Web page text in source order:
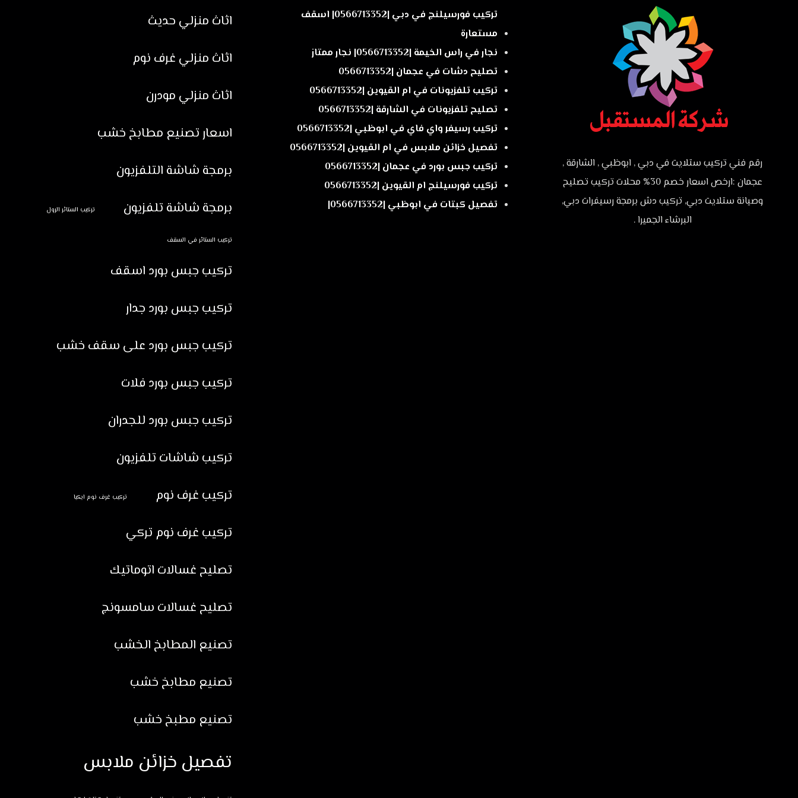
رقم فني تركيب ستلايت في دبي , ابوظبي , الشارقة ,
عجمان :ارخص اسعار خصم 30% محلات تركيب تصليح
وصيانة ستلايت دبي, تركيب دش برمجة رسيفرات دبي,
البرشاء الجميرا .
تركيب فورسيلنج في دبي |0566713352| اسقف
مستعارة
نجار في راس الخيمة |0566713352| نجار ممتاز
تصليح دشات في عجمان |0566713352
تركيب تلفزيونات في ام القيوين |0566713352
تصليح تلفزيونات في الشارقة |0566713352
تركيب رسيفر واي فاي في ابوظبي |0566713352
تفصيل خزائن ملابس في ام القيوين |0566713352
تركيب جبس بورد في عجمان |0566713352
تركيب فورسيلنج ام القيوين |0566713352
تفصيل كبتات في ابوظبي |0566713352|
اثاث منزلي حديث
اثاث منزلي غرف نوم
اثاث منزلي مودرن
اسعار تصنيع مطابخ خشب
برمجة شاشة التلفزيون
برمجة شاشة تلفزيون
تركيب الستائر الرول
تركيب الستائر في السقف
تركيب جبس بورد اسقف
تركيب جبس بورد جدار
تركيب جبس بورد على سقف خشب
تركيب جبس بورد فلات
تركيب جبس بورد للجدران
تركيب شاشات تلفزيون
تركيب غرف نوم
تركيب غرف نوم ايكيا
تركيب غرف نوم تركي
تصليح غسالات اتوماتيك
تصليح غسالات سامسونج
تصنيع المطابخ الخشب
تصنيع مطابخ خشب
تصنيع مطبخ خشب
تفصيل خزائن ملابس